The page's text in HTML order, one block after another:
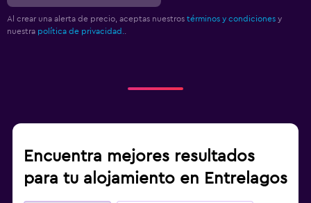
Al crear una alerta de precio, aceptas nuestros términos y condiciones y
nuestra política de privacidad.
Encuentra mejores resultados
para tu alojamiento en Entrelagos